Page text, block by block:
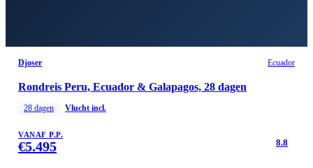
Djoser Ecuador
Rondreis Peru, Ecuador & Galapagos, 28 dagen
28 dagen Vlucht incl.
VANAF P.P.
€5.495 8.8